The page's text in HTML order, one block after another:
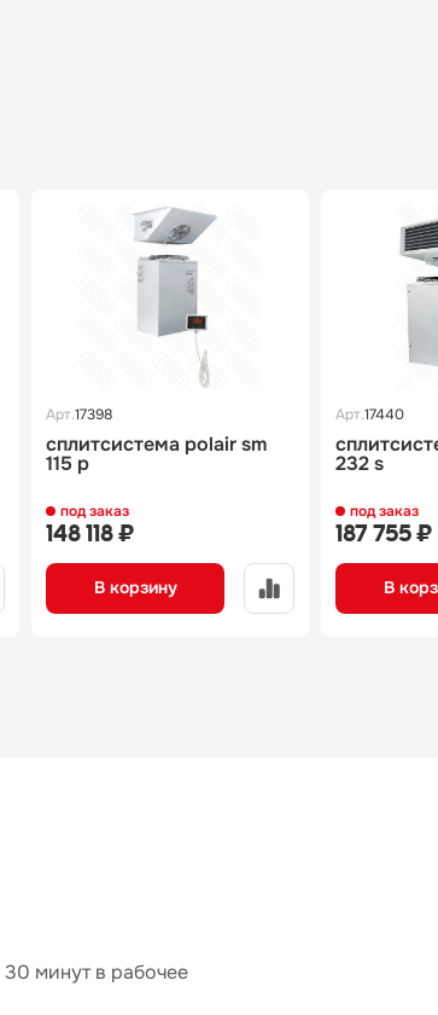
Арт.17398
сплитсистема polair sm
115 p
под заказ
148 118 ₽
В корзину
Арт.17440
232 s
под заказ
187 755 ₽
В
минут в рабочее